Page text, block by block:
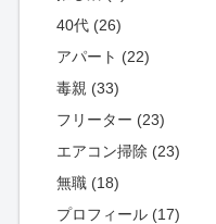
40代 (26)
アパート (22)
毒親 (33)
フリーター (23)
エアコン掃除 (23)
無職 (18)
プロフィール (17)